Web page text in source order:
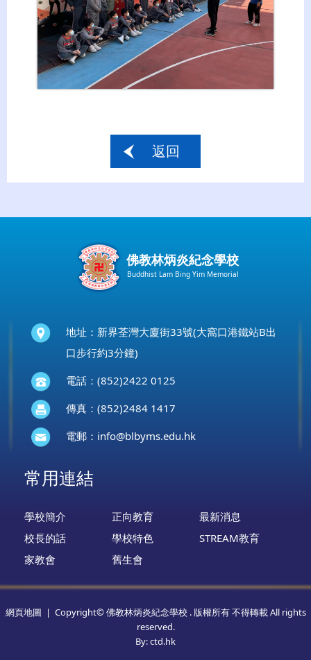
返回
佛教林炳炎紀念學校
Buddhist Lam Bing Yim Memorial
地址：新界荃灣大廈街33號(大窩口港鐵站B出
口步行約3分鐘)
電話：(852)2422 0125
傳真：(852)2484 1417
電郵： info@blbyms.edu.hk
常用連結
學校簡介 正向教育
最新消息
校長的話
學校特色
STREAM教育
家教會
舊生會
網頁地圖 | Copyright© 佛教林炳炎紀念學校 . 版權所有 不得轉載 All rights
reserved.
By: ctd.hk